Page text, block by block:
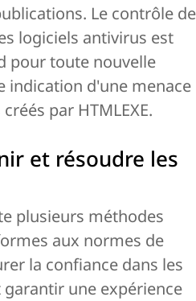
Le contrôle de
logiciels antivirus est
pour toute nouvelle
indication d'une menace
par HTMLEXE.
et résoudre les
plusieurs méthodes
aux normes de
la confiance dans les
une expérience